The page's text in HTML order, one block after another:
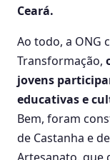
Ceará.
Ao todo, a ONG
Transformação,
jovens
educativas e
Bem, foram
de Castanha e
Artesanato, que